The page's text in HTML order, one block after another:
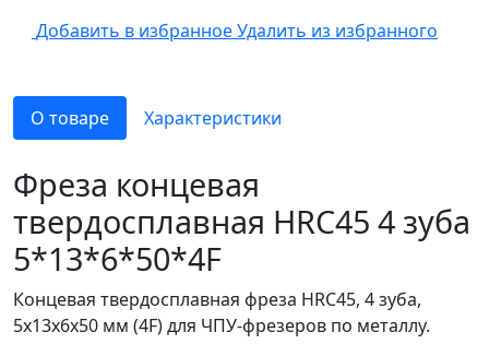
Добавить в избранноеУдалить из избранного
О товаре Характеристики
Фреза концевая
твердосплавная HRC45 4 зуба
5*13*6*50*4F
Концевая твердосплавная фреза HRC45, 4 зуба,
5x13x6x50 мм (4F) для ЧПУ-фрезеров по металлу.